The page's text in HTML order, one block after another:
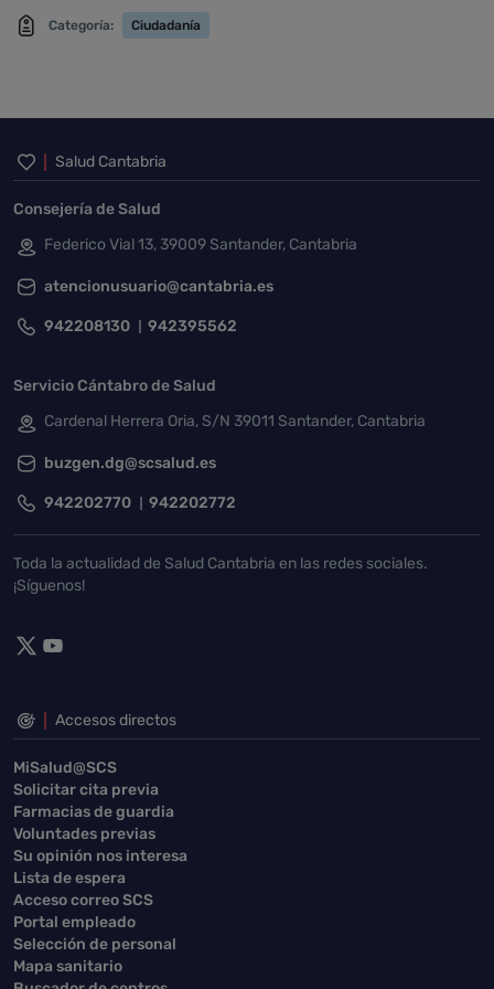
Categoría: Ciudadanía
Inicio del pie de página
Salud Cantabria
Consejería de Salud
Federico Vial 13, 39009 Santander, Cantabria
atencionusuario@cantabria.es
942208130 942395562
Servicio Cántabro de Salud
Cardenal Herrera Oria, S/N 39011 Santander, Cantabria
buzgen.dg@scsalud.es
942202770 942202772
Toda la actualidad de Salud Cantabria en las redes sociales.
¡Síguenos!
Accesos directos
MiSalud@SCS
Solicitar cita previa
Farmacias de guardia
Voluntades previas
Su opinión nos interesa
Lista de espera
Acceso correo SCS
Portal empleado
Selección de personal
Mapa sanitario